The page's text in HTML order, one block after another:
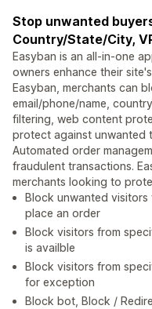
Stop unwanted
Country/State/City,
Easyban is an all-in-one
owners enhance their
Easyban, merchants can
email/phone/name,
filtering, web content
protect against unwanted
Automated order
fraudulent transactions.
merchants looking to
Block unwanted
place an order
Block visitors from
is availble
Block visitors from
for exception
Block bot, Block /